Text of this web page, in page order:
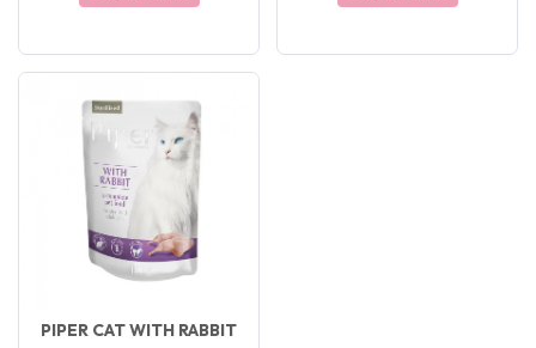
PIPER CAT WITH RABBIT